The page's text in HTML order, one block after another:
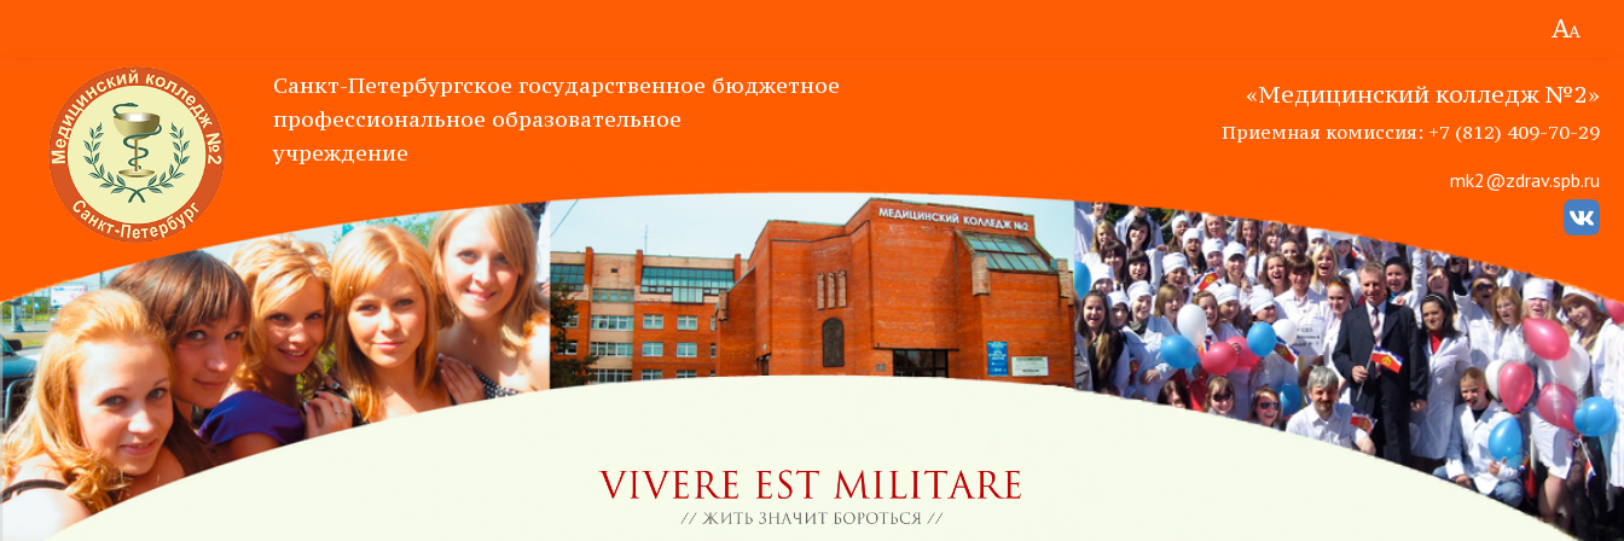
Санкт-Петербургское государственное бюджетное
профессиональное образовательное
учреждение
«Медицинский колледж №2»
Приемная комиссия: +7 (812) 409-70-29
mk2@zdrav.spb.ru